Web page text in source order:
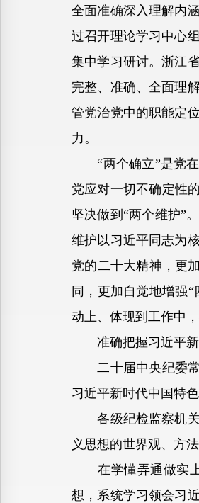
全面准确深入理解内
过召开理论学习中心
集中学习研讨。浙江
完整、准确、全面理
管党治党中的职能定
力。
“两个确立”是党在
党应对一切不确定性
坚决做到“两个维护”
维护以习近平同志为
党的二十大精神，更
同，更加自觉地增强
动上、体现到工作中
准确把握习近平新
二十届中央纪委常
习近平新时代中国特
各级纪检监察机关
义思想的世界观、方
在学懂弄通做实上
想，系统学习领会习